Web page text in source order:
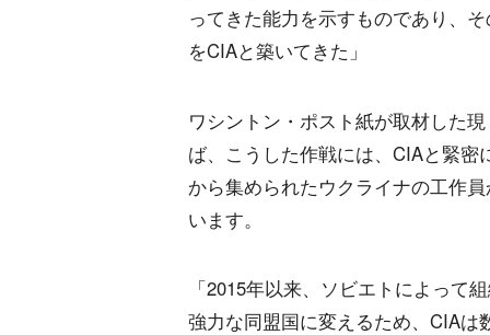
ってきた能力を示すものであり、
をCIAと築いてきた」
ワシントン・ポスト紙が取材した
ば、こうした作戦には、CIAと緊
から集められたウクライナの工作
います。
「2015年以来、ソビエトによって
強力な同盟国に変えるため、CIA